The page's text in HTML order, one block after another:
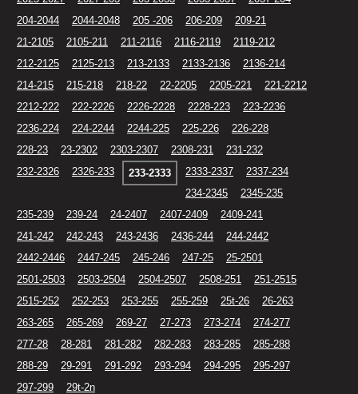
204-2044
2044-2048 205 -206 206-209
209-21
21-2105
2105-211 211-2116 2116-2119
2119-212
212-2125
2125-213 213-2133 2133-2136
2136-214
214-215
215-218 218-22 22-2205 2205-221
221-2212
2212-222
222-2226 2226-2228 2228-223
223-2236
2236-224
224-2244 2244-225 225-226
226-228
228-23
23-2302 2303-2307 2308-231
231-232
232-2326
2326-233 233-2333 2333-2337
2337-234
234-2345
2345-235
235-239
239-24 24-2407 2407-2409
2409-241
241-242
242-243 243-2436 2436-244
244-2442
2442-2446
2447-245 245-246 247-25
25-2501
2501-2503
2503-2504 2504-2507 2508-251
251-2515
2515-252
252-253 253-255 255-259 25t-26
26-263
263-265
265-269 269-27 27-273 273-274
274-277
277-28
28-281 281-282 282-283 283-285
285-288
288-29
29-291 291-292 293-294 294-295
295-297
297-299
29t-2n